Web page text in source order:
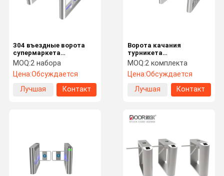
304 въездные ворота
супермаркета
нержавеющей стали с
мотором Дк
безщеточным
MOQ:2 набора
Цена:Обсуждается
Лучшая
Контакт
Ворота качания
турникета
распознавания лиц
высокого уровня
безопасности
биометрические с
читателем карты Рфид
MOQ:2 комплекта
Цена:Обсуждается
Лучшая
Контакт